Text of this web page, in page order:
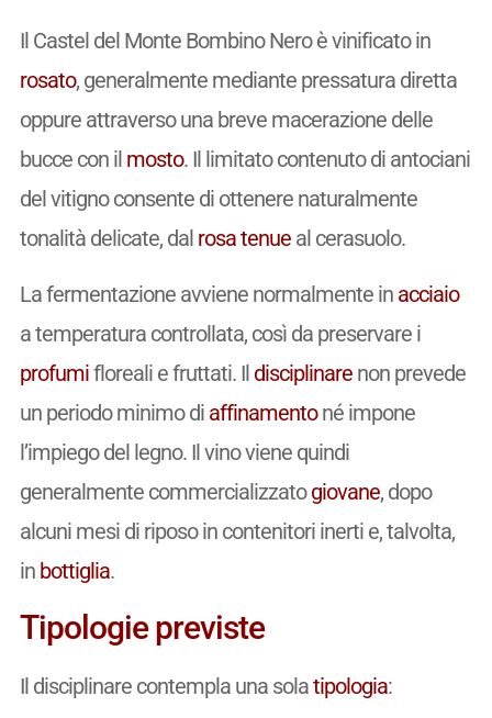
Il Castel del Monte Bombino Nero è vinificato in
rosato, generalmente mediante pressatura diretta
oppure attraverso una breve macerazione delle
bucce con il mosto. Il limitato contenuto di antociani
del vitigno consente di ottenere naturalmente
tonalità delicate, dal rosa tenueal cerasuolo.
La fermentazione avviene normalmente in acciaio
a temperatura controllata, così da preservare i
profumifloreali e fruttati. Il disciplinarenon prevede
un periodo minimo di affinamentoné impone
l’impiego del legno. Il vino viene quindi
generalmente commercializzatogiovane, dopo
alcuni mesi di riposo in contenitori inerti e, talvolta,
in bottiglia.
Tipologie previste
Il disciplinare contempla una solatipologia: